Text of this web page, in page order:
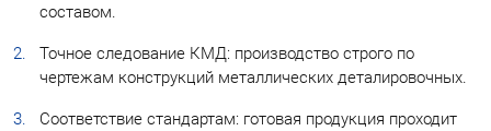
составом.
Точное следование КМД: производство строго по
чертежам конструкций металлических деталировочных.
Соответствие стандартам: готовая продукция проходит